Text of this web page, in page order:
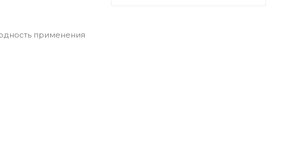
применения